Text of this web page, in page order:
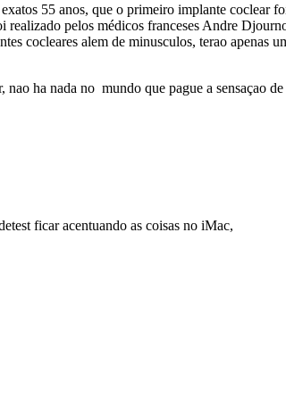
55 anos, que o primeiro implante coclear
pelos médicos franceses Andre
cocleares alem de minusculos, terao apenas
ha nada no mundo que pague a sensaçao
ficar acentuando as coisas no iMac,